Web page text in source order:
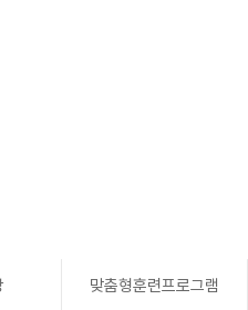
맞춤형훈련프로그램